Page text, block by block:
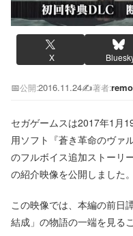
X
📅公開:2016.11.24✍️著者:
セガゲームスは2017年1月
用ソフト『蒼き革命のヴァ
のフルボイス追加ストーリ
の紹介映像を公開しました。
この映像では、本編の前日
結成」の物語の一端を見る